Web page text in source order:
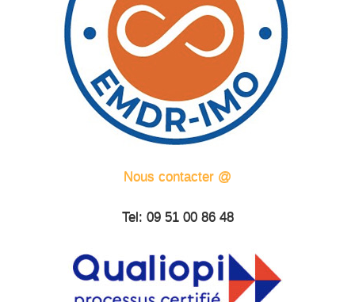
Nous contacter @
Tel: 09 51 00 86 48